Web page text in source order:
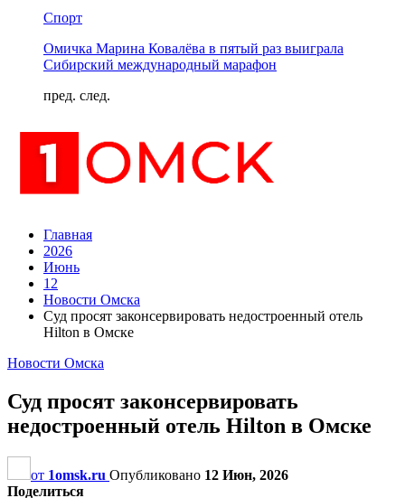
Спорт
Омичка Марина Ковалёва в пятый раз выиграла
Сибирский международный марафон
пред. след.
Главная
2026
Июнь
12
Новости Омска
Суд просят законсервировать недостроенный отель
Hilton в Омске
Новости Омска
Суд просят законсервировать
недостроенный отель Hilton в Омске
от 1omsk.ru Опубликовано 12 Июн, 2026
Поделиться